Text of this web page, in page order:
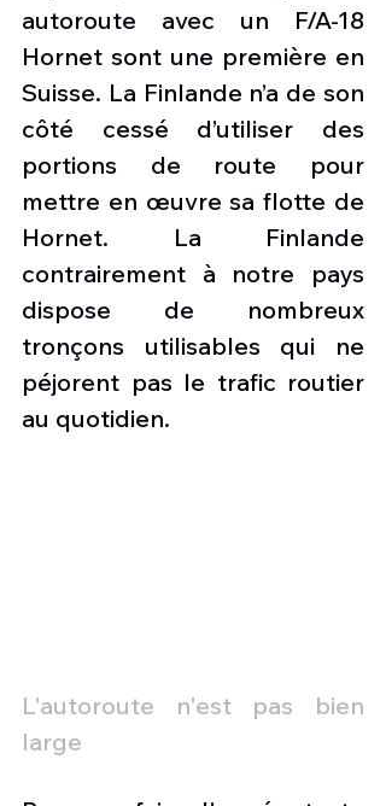
autoroute avec un F/A-18
Hornet sont une première en
Suisse. La Finlande n’a de son
côté cessé d’utiliser des
portions de route pour
mettre en œuvre sa flotte de
Hornet. La Finlande
contrairement à notre pays
dispose de nombreux
tronçons utilisables qui ne
péjorent pas le trafic routier
au quotidien.
L'autoroute n'est pas bien
large